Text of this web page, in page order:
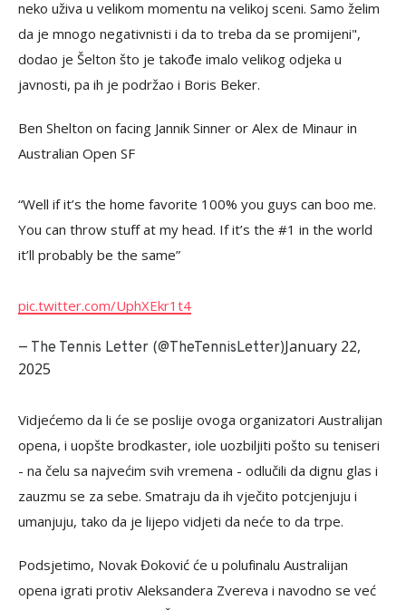
neko uživa u velikom momentu na velikoj sceni. Samo želim
da je mnogo negativnisti i da to treba da se promijeni",
dodao je Šelton što je takođe imalo velikog odjeka u
javnosti, pa ih je podržao i Boris Beker.
Ben Shelton on facing Jannik Sinner or Alex de Minaur in
Australian Open SF
“Well if it’s the home favorite 100% you guys can boo me.
You can throw stuff at my head. If it’s the #1 in the world
it’ll probably be the same”
pic.twitter.com/UphXEkr1t4
— The Tennis Letter (@TheTennisLetter)January 22,
2025
Vidjećemo da li će se poslije ovoga organizatori Australijan
opena, i uopšte brodkaster, iole uozbiljiti pošto su teniseri
- na čelu sa najvećim svih vremena - odlučili da dignu glas i
zauzmu se za sebe. Smatraju da ih vječito potcjenjuju i
umanjuju, tako da je lijepo vidjeti da neće to da trpe.
Podsjetimo, Novak Đoković će u polufinalu Australijan
opena igrati protiv Aleksandera Zvereva i navodno se već